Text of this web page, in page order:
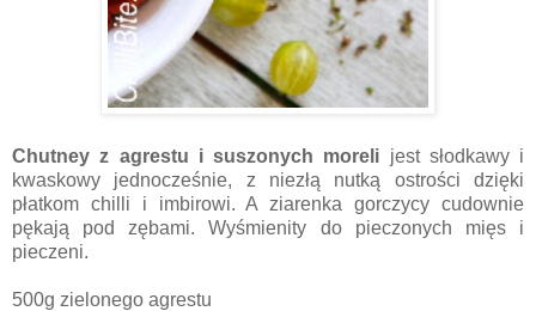
Chutney z agrestu i suszonych moreli jest słodkawy i
kwaskowy jednocześnie, z niezłą nutką ostrości dzięki
płatkom chilli i imbirowi. A ziarenka gorczycy cudownie
pękają pod zębami. Wyśmienity do pieczonych mięs i
pieczeni.
500g zielonego agrestu